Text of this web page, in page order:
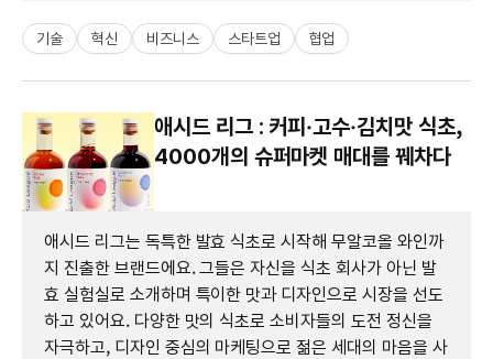
기술 혁신 비즈니스 스타트업 협업
애시드 리그 : 커피‧고수‧김치맛 식초,
4000개의 슈퍼마켓 매대를 꿰차다
애시드 리그는 독특한 발효 식초로 시작해 무알코올 와인까
지 진출한 브랜드에요. 그들은 자신을 식초 회사가 아닌 발
효 실험실로 소개하며 특이한 맛과 디자인으로 시장을 선도
하고 있어요. 다양한 맛의 식초로 소비자들의 도전 정신을
자극하고, 디자인 중심의 마케팅으로 젊은 세대의 마음을 사